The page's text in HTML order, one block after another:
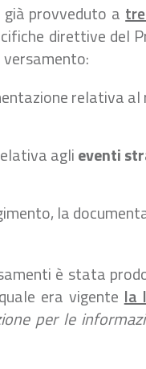
già provveduto a
direttive del
relativa al
aglieventi
la
è stata
era vigente la
per le